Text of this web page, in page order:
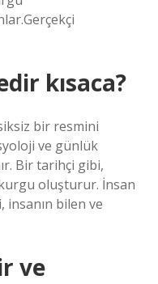
kısaca?
bir resmini
ve günlük
Bir tarihçi gibi,
oluşturur. İnsan
bilen ve
ve